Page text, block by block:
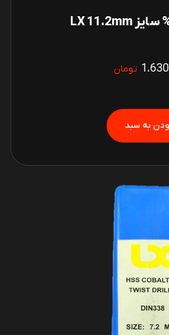
تومان